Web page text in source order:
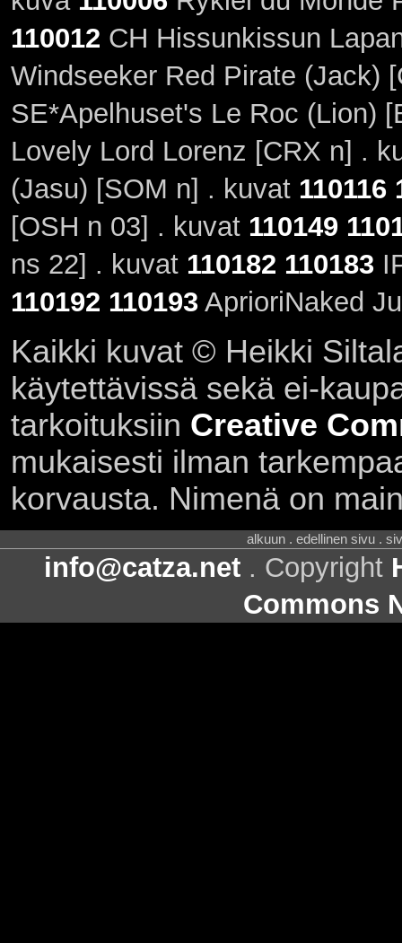
110012 CH Hissunkissun
Windseeker Red Pirate (Jack)
SE*Apelhuset's Le Roc (Lion)
Lovely Lord Lorenz [CRX n] .
(Jasu) [SOM n] . kuvat 110116
[OSH n 03] . kuvat 110149
ns 22] . kuvat 110182 110183
110192 110193AprioriNaked
Kaikki kuvat © Heikki
käytettävissä sekä ei-
tarkoituksiin Creative
mukaisesti ilman
korvausta. Nimenä on
alkuun . edellinen sivu .
info@catza.net . Copyright
Commons